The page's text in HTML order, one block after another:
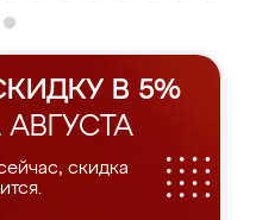
В 5%
скидка